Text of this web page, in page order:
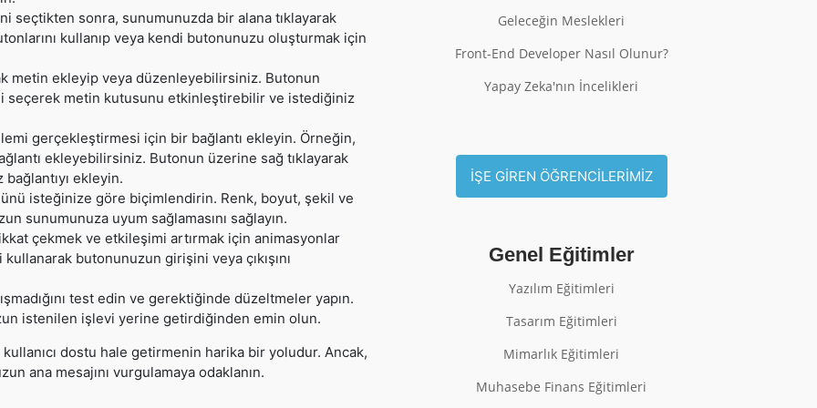
seçtikten sonra, sunumunuzda bir alana tıklayarak
kullanıp veya kendi butonunuzu oluşturmak için
metin ekleyip veya düzenleyebilirsiniz. Butonun
seçerek metin kutusunu etkinleştirebilir ve istediğiniz
gerçekleştirmesi için bir bağlantı ekleyin. Örneğin,
ekleyebilirsiniz. Butonun üzerine sağ tıklayarak
ekleyin.
isteğinize göre biçimlendirin. Renk, boyut, şekil ve
sunumunuza uyum sağlamasını sağlayın.
çekmek ve etkileşimi artırmak için animasyonlar
butonunuzun girişini veya çıkışını
test edin ve gerektiğinde düzeltmeler yapın.
istenilen işlevi yerine getirdiğinden emin olun.
dostu hale getirmenin harika bir yoludur. Ancak,
ana mesajını vurgulamaya odaklanın.
Geleceğin Meslekleri
Front-End Developer Nasıl Olunur?
Yapay Zeka'nın İncelikleri
İŞE GİREN ÖĞRENCİLERİMİZ
Genel Eğitimler
Yazılım Eğitimleri
Tasarım Eğitimleri
Mimarlık Eğitimleri
Muhasebe Finans Eğitimleri